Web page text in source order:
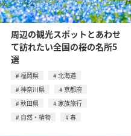
周辺の観光スポットとあわせ
て訪れたい全国の桜の名所5
選
福岡県
北海道
神奈川県
京都府
秋田県
家族旅行
自然・植物
春